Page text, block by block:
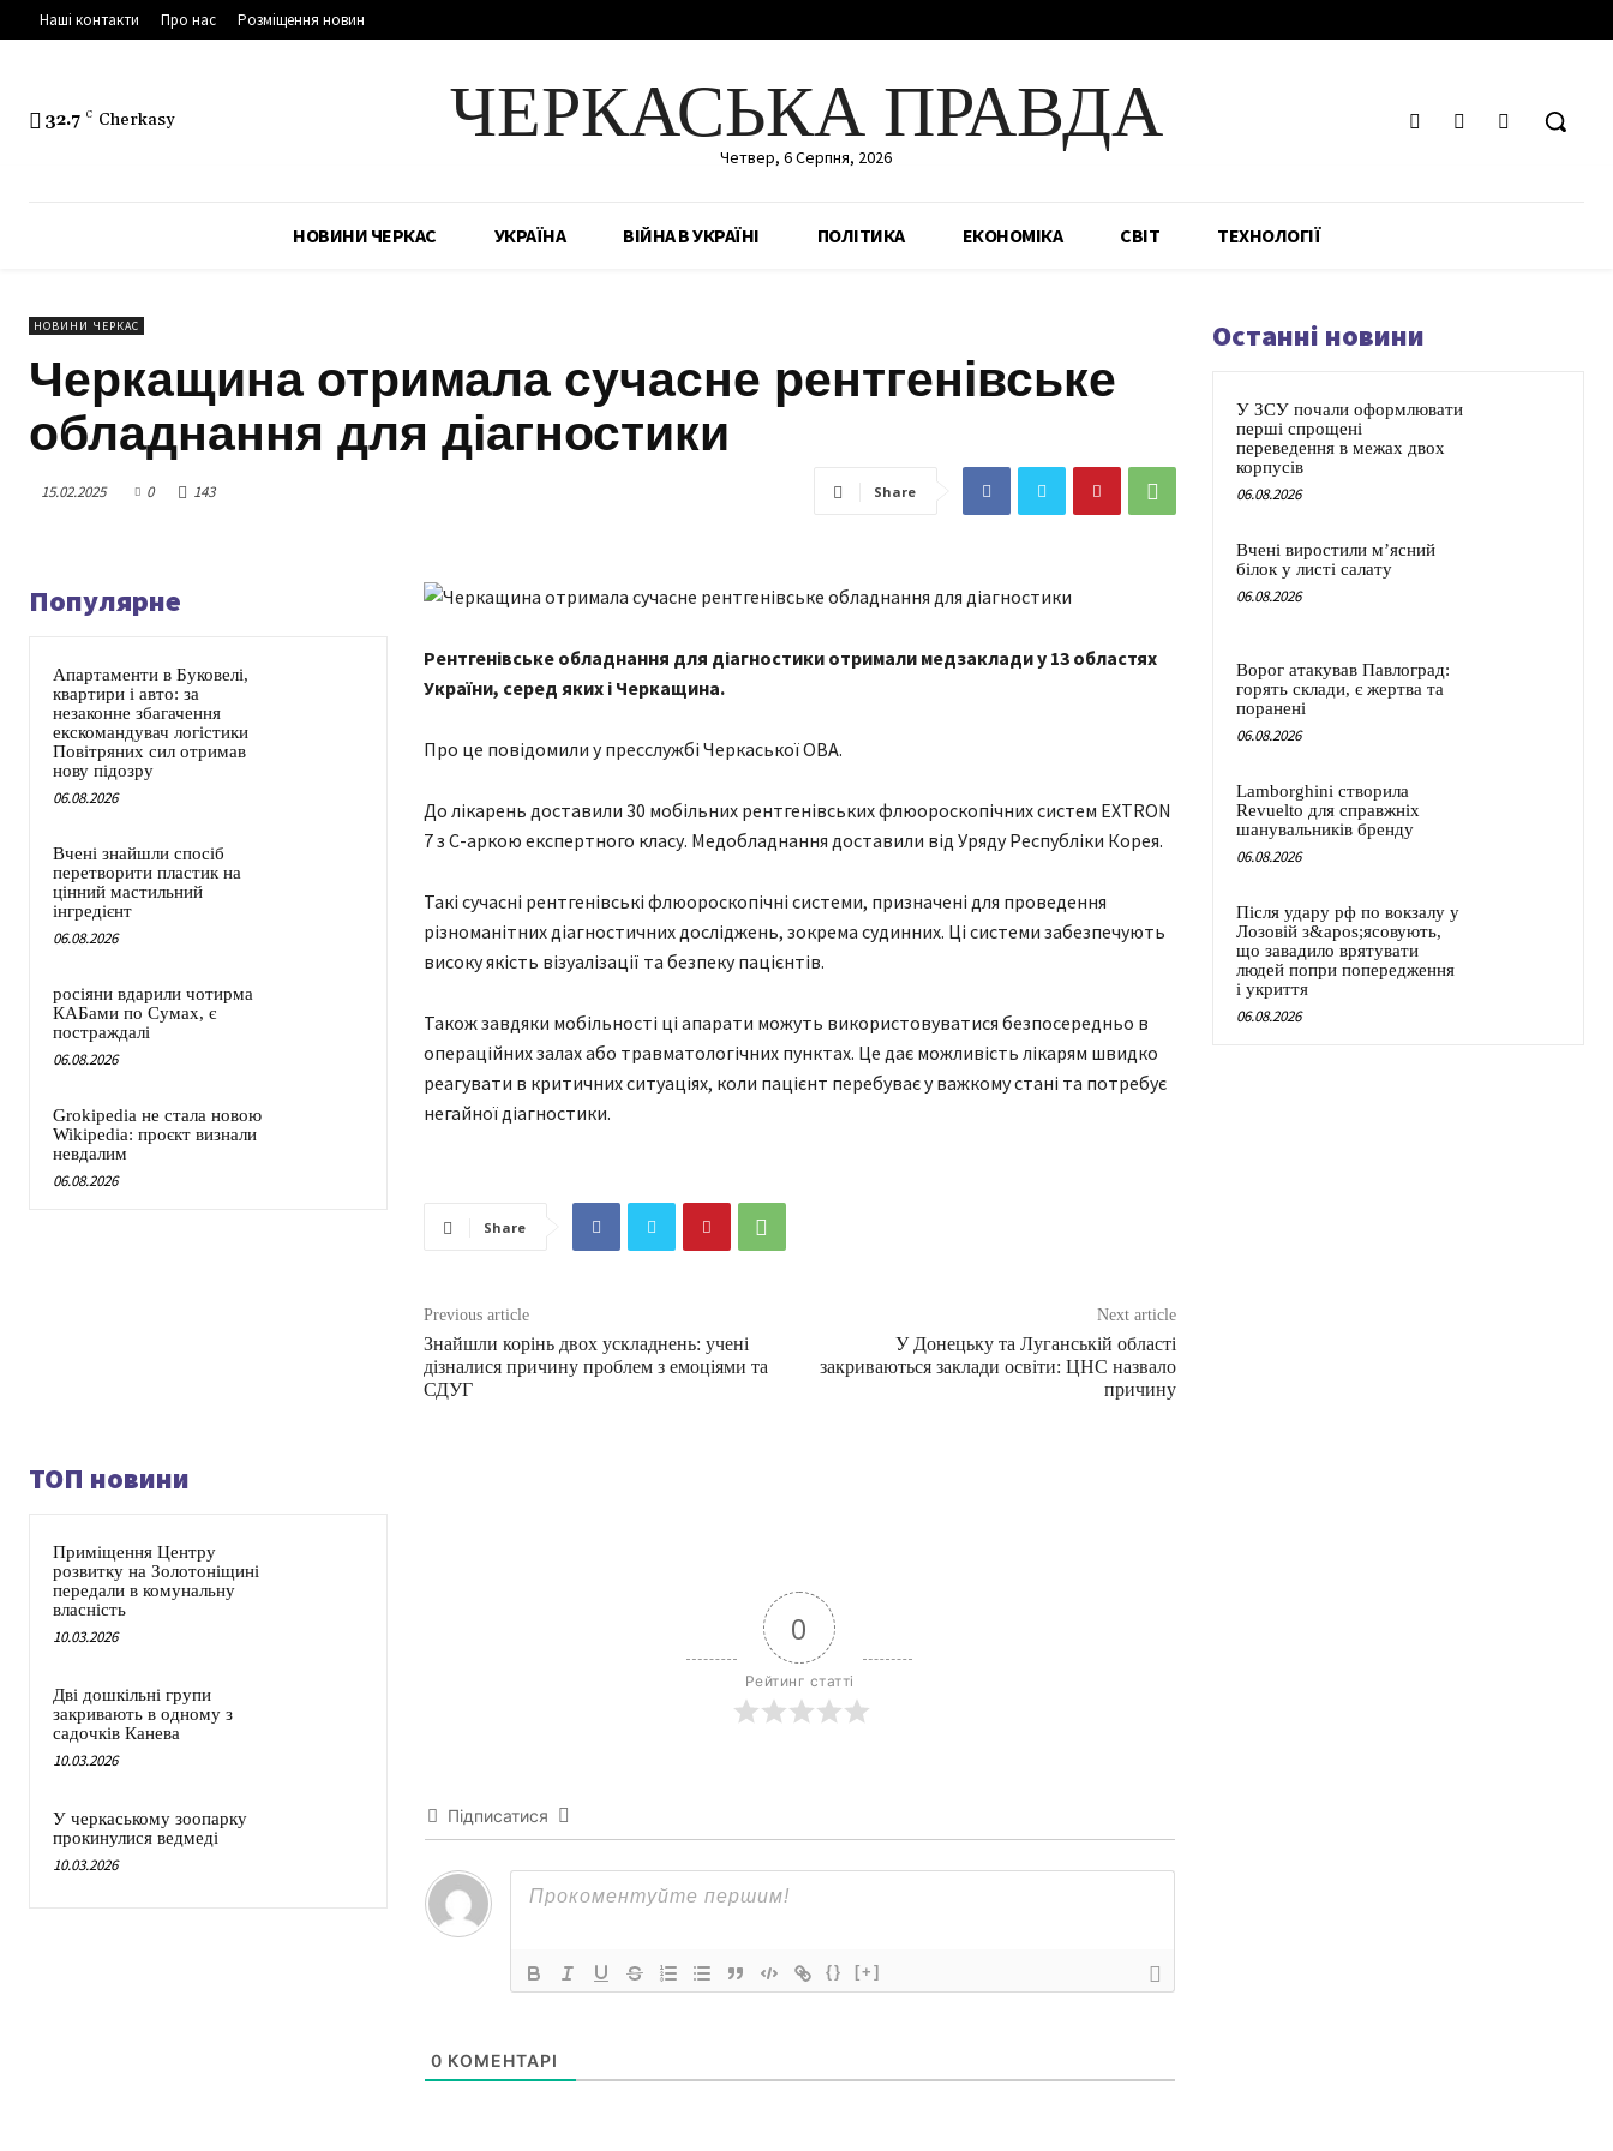
Наші контакти Про нас Розміщення новин
32.7 C Cherkasy ЧЕРКАСЬКА ПРАВДА
Четвер, 6 Серпня, 2026
НОВИНИ ЧЕРКАС УКРАЇНА ВІЙНА В УКРАЇНІ ПОЛІТИКА ЕКОНОМІКА СВІТ ТЕХНОЛОГІЇ
НОВИНИ ЧЕРКАС
Черкащина отримала сучасне рентгенівське
обладнання для діагностики
15.02.2025 0 143 Share
Популярне
Апартаменти в Буковелі,
квартири і авто: за
незаконне збагачення
екскомандувач логістики
Повітряних сил отримав
нову підозру
06.08.2026
Вчені знайшли спосіб
перетворити пластик на
цінний мастильний
інгредієнт
06.08.2026
росіяни вдарили чотирма
КАБами по Сумах, є
постраждалі
06.08.2026
Grokipedia не стала новою
Wikipedia: проєкт визнали
невдалим
06.08.2026
Рентгенівське обладнання для діагностики отримали медзаклади у 13 областях
України, серед яких і Черкащина.
Про це повідомили у пресслужбі Черкаської ОВА.
До лікарень доставили 30 мобільних рентгенівських флюороскопічних систем EXTRON
7 з С-аркою експертного класу. Медобладнання доставили від Уряду Республіки Корея.
Такі сучасні рентгенівські флюороскопічні системи, призначені для проведення
різноманітних діагностичних досліджень, зокрема судинних. Ці системи забезпечують
високу якість візуалізації та безпеку пацієнтів.
Також завдяки мобільності ці апарати можуть використовуватися безпосередньо в
операційних залах або травматологічних пунктах. Це дає можливість лікарям швидко
реагувати в критичних ситуаціях, коли пацієнт перебуває у важкому стані та потребує
негайної діагностики.
Share
Previous article
Знайшли корінь двох ускладнень: учені
дізналися причину проблем з емоціями та
СДУГ
Next article
У Донецьку та Луганській області
закриваються заклади освіти: ЦНС назвало
причину
ТОП новини
Приміщення Центру
розвитку на Золотоніщині
передали в комунальну
власність
10.03.2026
Дві дошкільні групи
закривають в одному з
садочків Канева
10.03.2026
У черкаському зоопарку
прокинулися ведмеді
10.03.2026
0
Рейтинг статті
Підписатися
{} [+]
0 КОМЕНТАРІ
Останні новини
У ЗСУ почали оформлювати
перші спрощені
переведення в межах двох
корпусів
06.08.2026
Вчені виростили м’ясний
білок у листі салату
06.08.2026
Ворог атакував Павлоград:
горять склади, є жертва та
поранені
06.08.2026
Lamborghini створила
Revuelto для справжніх
шанувальників бренду
06.08.2026
Після удару рф по вокзалу у
Лозовій з&apos;ясовують,
що завадило врятувати
людей попри попередження
і укриття
06.08.2026